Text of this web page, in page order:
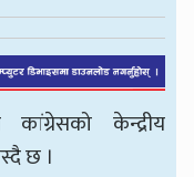
केन्द्रीय
छ ।